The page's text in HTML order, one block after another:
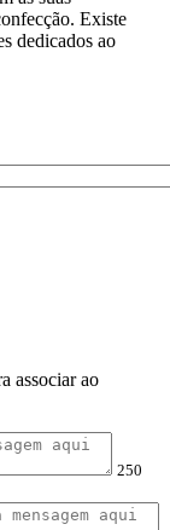
Existe
dedicados ao
associar ao
250